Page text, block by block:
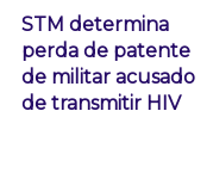
STM determina
perda de patente
de militar acusado
de transmitir HIV